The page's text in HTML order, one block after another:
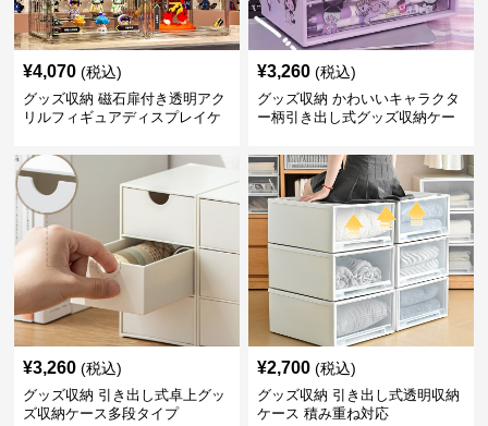
¥4,070 (税込)
グッズ収納 磁石扉付き透明アク
リルフィギュアディスプレイケ
¥3,260 (税込)
グッズ収納 かわいいキャラクタ
ー柄引き出し式グッズ収納ケー
¥3,260 (税込)
グッズ収納 引き出し式卓上グッ
ズ収納ケース多段タイプ
¥2,700 (税込)
グッズ収納 引き出し式透明収納
ケース 積み重ね対応